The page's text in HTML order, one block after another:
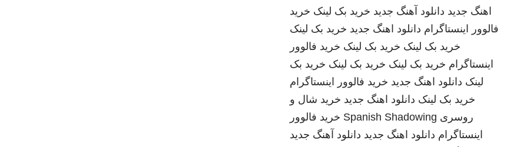
اهنگ جدید دانلود آهنگ جدید خرید بک لینک خرید
فالوور اینستاگرام دانلود اهنگ جدید خرید بک لینک
خرید بک لینک خرید بک لینک خرید فالوور
اینستاگرام خرید بک لینک خرید بک لینک خرید بک
لینک دانلود اهنگ جدید خرید فالوور اینستاگرام
خرید بک لینک دانلود اهنگ جدید خرید شال و
روسری Spanish Shadowing خرید فالوور
اینستاگرام دانلود اهنگ جدید دانلود آهنگ جدید